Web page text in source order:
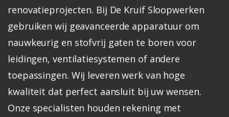
renovatieprojecten. Bij De Kruif Sloopwerken
gebruiken wij geavanceerde apparatuur om
nauwkeurig en stofvrij gaten te boren voor
leidingen, ventilatiesystemen of andere
toepassingen. Wij leveren werk van hoge
kwaliteit dat perfect aansluit bij uw wensen.
Onze specialisten houden rekening met